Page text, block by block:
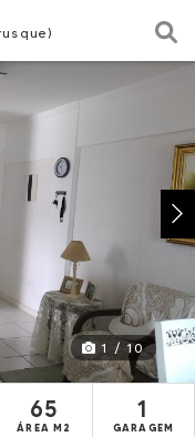
1 / 10
65
ÁREA M2
1
GARAGEM